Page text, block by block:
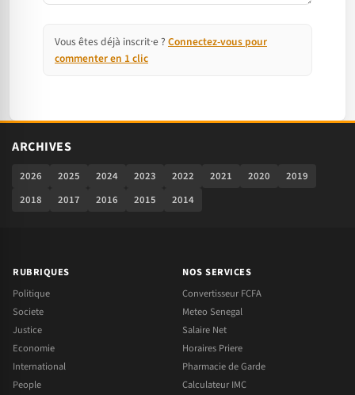
Vous êtes déjà inscrit·e ? Connectez-vous pour
commenter en 1 clic
ARCHIVES
2026 2025 2024 2023 2022 2021 2020
2019
2018
2017 2016 2015 2014
RUBRIQUES
Politique
Societe
Justice
Economie
International
People
NOS SERVICES
Convertisseur FCFA
Meteo Senegal
Salaire Net
Horaires Priere
Pharmacie de Garde
Calculateur IMC